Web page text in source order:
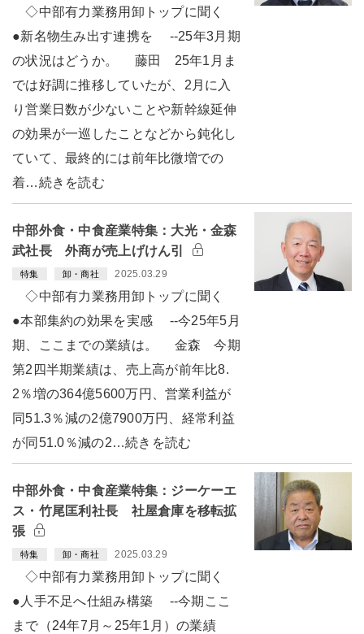
◇中部有力業務用卸トップに聞く
●新名物生み出す連携を --25年3月期
の状況はどうか。 藤田 25年1月ま
では好調に推移していたが、2月に入
り営業日数が少ないことや新幹線延伸
の効果が一巡したことなどから鈍化し
ていて、最終的には前年比微増での
着…続きを読む
中部外食・中食産業特集：大光・金森
武社長 外商が売上げけん引
特集 卸・商社 2025.03.29
◇中部有力業務用卸トップに聞く
●本部集約の効果を実感 --今25年5月
期、ここまでの業績は。 金森 今期
第2四半期業績は、売上高が前年比8.
2％増の364億5600万円、営業利益が
同51.3％減の2億7900万円、経常利益
が同51.0％減の2…続きを読む
中部外食・中食産業特集：ジーケーエ
ス・竹尾匡利社長 社屋倉庫を移転拡
張
特集 卸・商社 2025.03.29
◇中部有力業務用卸トップに聞く
●人手不足へ仕組み構築 --今期ここ
まで（24年7月～25年1月）の業績